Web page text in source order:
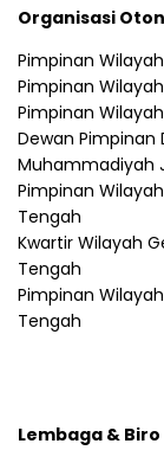
Organisasi
Pimpinan
Pimpinan
Pimpinan
Dewan Pimpinan
Muhammadiyah
Pimpinan
Tengah
Kwartir Wilayah
Tengah
Pimpinan
Tengah
Lembaga & Biro